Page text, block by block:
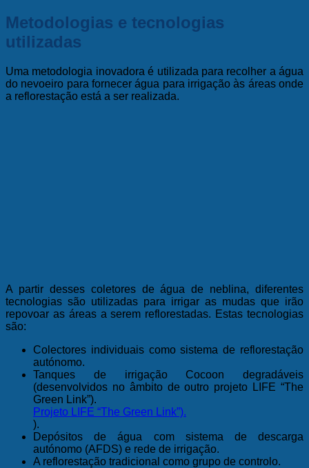
Metodologias e tecnologias
utilizadas
Uma metodologia inovadora é utilizada para recolher a água
do nevoeiro para fornecer água para irrigação às áreas onde
a reflorestação está a ser realizada.
A partir desses coletores de água de neblina, diferentes
tecnologias são utilizadas para irrigar as mudas que irão
repovoar as áreas a serem reflorestadas. Estas tecnologias
são:
Colectores individuais como sistema de reflorestação
autónomo.
Tanques de irrigação Cocoon degradáveis
(desenvolvidos no âmbito de outro projeto LIFE “The
Green Link”).
Projeto LIFE “The Green Link”).
).
Depósitos de água com sistema de descarga
autónomo (AFDS) e rede de irrigação.
A reflorestação tradicional como grupo de controlo.